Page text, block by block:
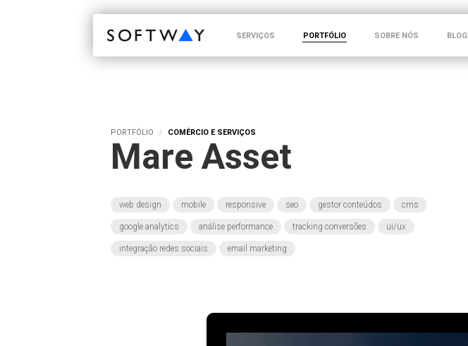
SERVIÇOS PORTFÓLIO SOBRE NÓS BLOG
PORTFÓLIO COMÉRCIO E SERVIÇOS
Mare Asset
web design mobile responsive seo gestor conteúdos cms
google analytics análise performance tracking conversões ui/ux
integração redes sociais email marketing